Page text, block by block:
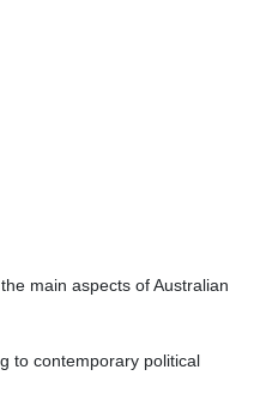
the main aspects of Australian
to contemporary political